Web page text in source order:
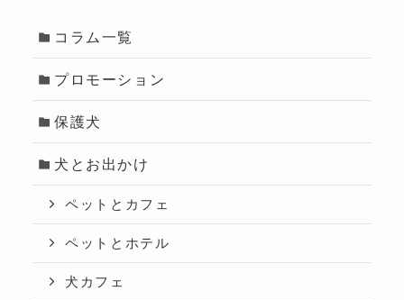
コラム一覧
プロモーション
保護犬
犬とお出かけ
ペットとカフェ
ペットとホテル
犬カフェ